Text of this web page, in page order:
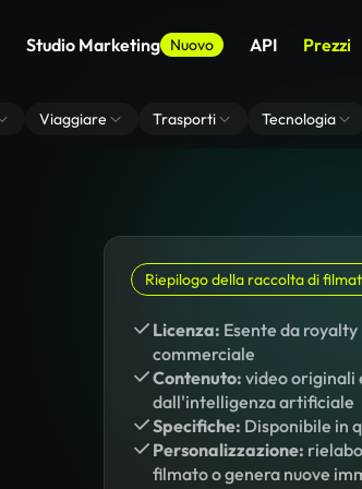
Studio Marketing Nuovo API Prezzi
Viaggiare Trasporti Tecnologia
Riepilogo della raccolta di
Licenza: Esente da royalty
commerciale
Contenuto: video originali
dall'intelligenza artificiale
Specifiche: Disponibile in
Personalizzazione:
filmato o genera nuove